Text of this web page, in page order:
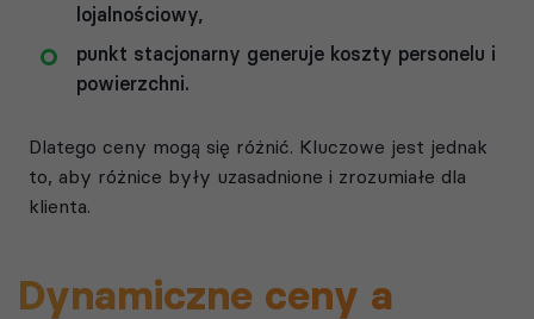
lojalnościowy,
punkt stacjonarny generuje koszty personelu i
powierzchni.
Dlatego ceny mogą się różnić. Kluczowe jest jednak
to, aby różnice były uzasadnione i zrozumiałe dla
klienta.
Dynamiczne ceny a